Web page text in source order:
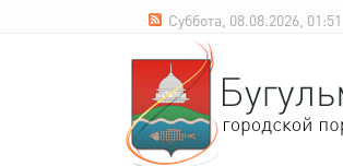
Суббота, 08.08.2026, 01:51